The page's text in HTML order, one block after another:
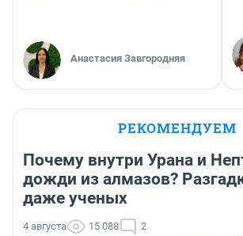
Анастасия Завгородняя
РЕКОМЕНДУЕМ
Почему внутри Урана и
дожди из алмазов?
даже ученых
4 августа 15 088 2